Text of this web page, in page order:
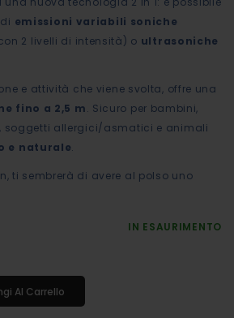
emissioni variabili soniche
2 livelli di intensità) o ultrasoniche
e attività che viene svolta, offre una
fino a 2,5 m. Sicuro per bambini,
soggetti allergici/asmatici e animali
e naturale.
ti sembrerà di avere al polso uno
IN ESAURIMENTO
Al Carrello